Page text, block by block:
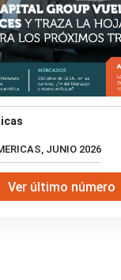
JUNIO 2026
Ver último número